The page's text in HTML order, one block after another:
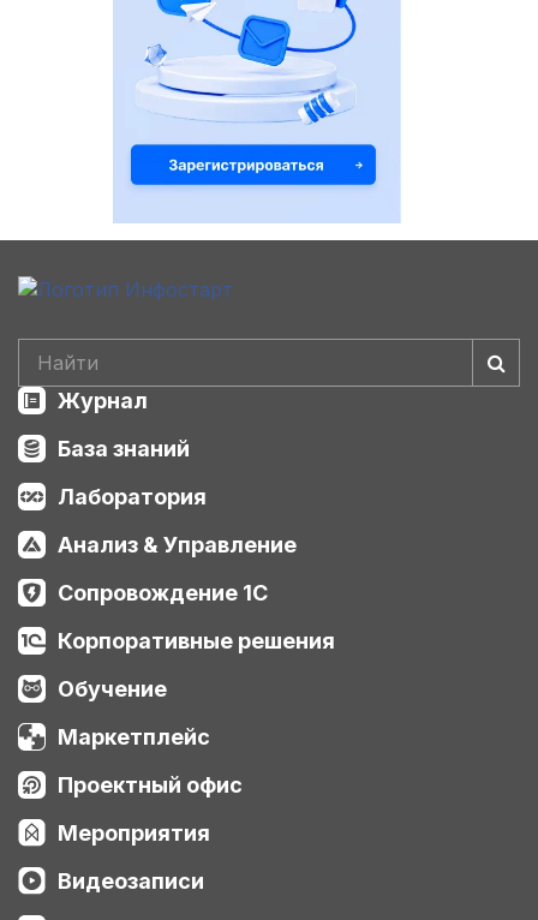
Журнал
База знаний
Лаборатория
Анализ & Управление
Сопровождение 1С
Корпоративные решения
Обучение
Маркетплейс
Проектный офис
Мероприятия
Видеозаписи